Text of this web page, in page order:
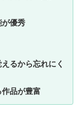
が優秀
るから忘れにく
品が豊富